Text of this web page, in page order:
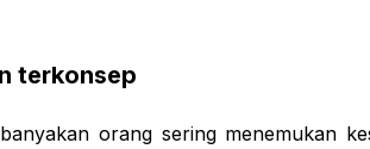
terkonsep
orang sering menemukan